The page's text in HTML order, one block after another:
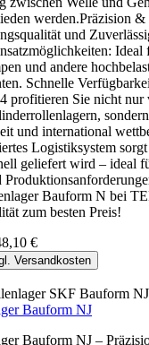
werden.Präzision
und
Ideal
und andere
Schnelle
profitieren Sie nicht nur
und international
Logistiksystem
geliefert wird – ideal
Bauform N bei
zum besten Preis!
€
Versandkosten
Bauform NJ
Bauform NJ –